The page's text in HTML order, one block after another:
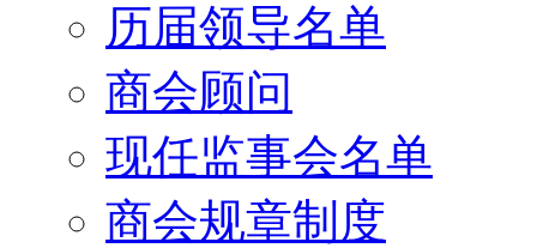
历届领导名单
商会顾问
现任监事会名单
商会规章制度